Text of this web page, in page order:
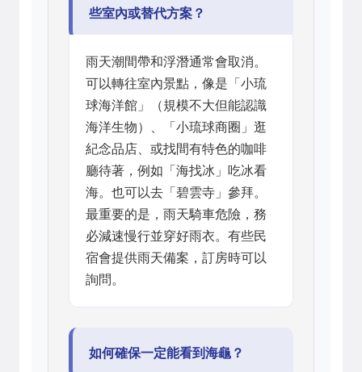
些室內或替代方案？
雨天潮間帶和浮潛通常會取消。
可以轉往室內景點，像是「小琉
球海洋館」（規模不大但能認識
海洋生物）、「小琉球商圈」逛
紀念品店、或找間有特色的咖啡
廳待著，例如「海找冰」吃冰看
海。也可以去「碧雲寺」參拜。
最重要的是，雨天騎車危險，務
必減速慢行並穿好雨衣。有些民
宿會提供雨天備案，訂房時可以
詢問。
如何確保一定能看到海龜？